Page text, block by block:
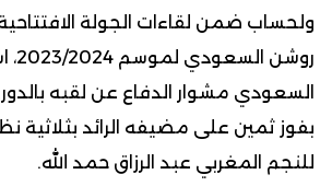
ولحساب ضمن لقاءات الجولة
السعودي مشوار الدفاع عن لقبه
بفوز ثمين على مضيفه الرائد بثلاثية
للنجم المغربي عبد الرزاق حمد الله.